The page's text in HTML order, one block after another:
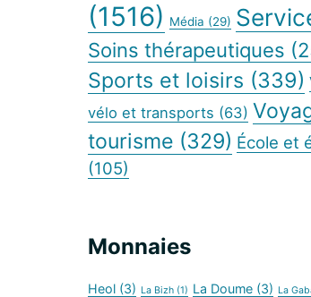
(1516) Média (29)
Soins thérapeutiques
Sports et loisirs (339)
vélo et transports (63)
tourisme (329) École et
(105)
Monnaies
Heol (3) La Bizh (1) La Doume (3) La